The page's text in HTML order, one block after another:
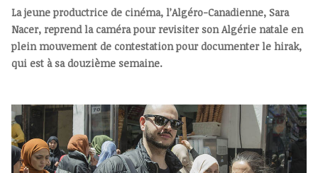
La jeune productrice de cinéma, l’Algéro-Canadienne, Sara
Nacer, reprend la caméra pour revisiter son Algérie natale en
plein mouvement de contestation pour documenter le hirak,
qui est à sa douzième semaine.